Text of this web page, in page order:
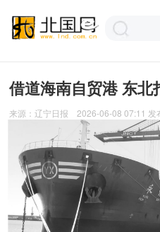
借道海南自贸港 东北
来源：辽宁日报 2026-06-08 07:11 发